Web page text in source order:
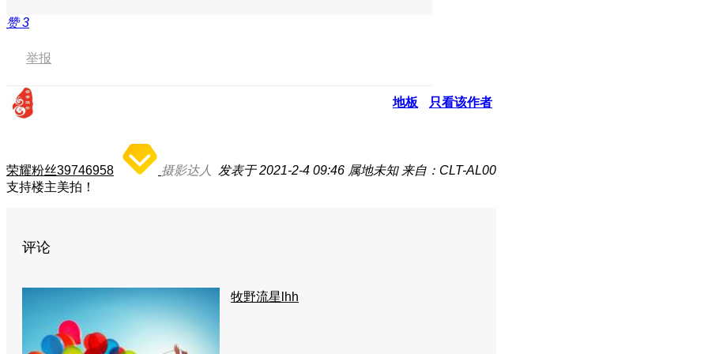
赞3
举报
地板 只看该作者
荣耀粉丝39746958 摄影达人 发表于 2021-2-4 09:46 属地未知 来自：CLT-AL00
支持楼主美拍！
评论
牧野流星lhh